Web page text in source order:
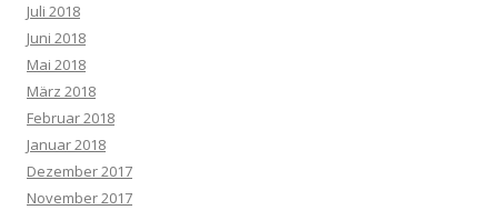
Juli 2018
Juni 2018
Mai 2018
März 2018
Februar 2018
Januar 2018
Dezember 2017
November 2017